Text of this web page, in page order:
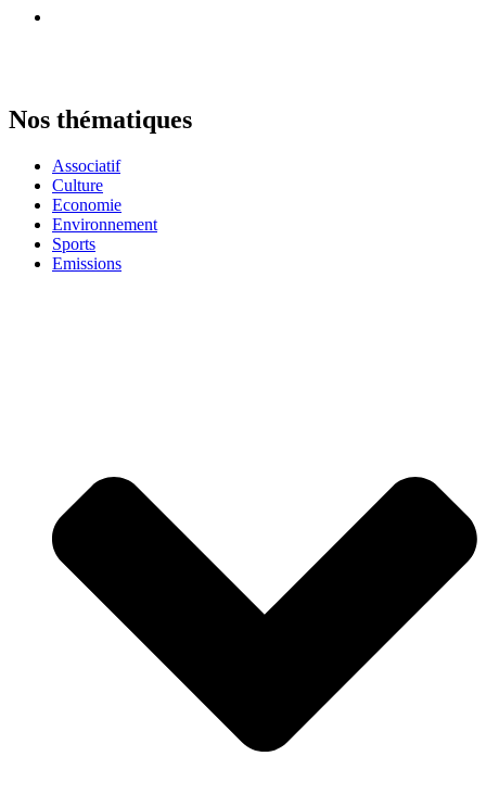
Nos thématiques
Associatif
Culture
Economie
Environnement
Sports
Emissions